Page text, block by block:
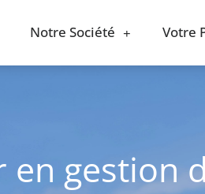
Notre Société Votre
en gestion